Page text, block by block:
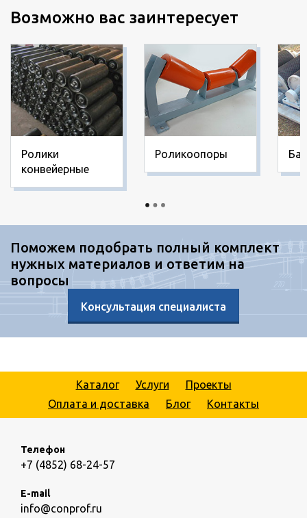
Возможно вас заинтересует
Ролики
конвейерные
Роликоопоры
Поможем подобрать полный комплект
нужных материалов и ответим на
вопросы
Консультация специалиста
Каталог Услуги
Проекты
Оплата и доставка
Блог Контакты
Телефон
+7 (4852) 68-24-57
E-mail
info@conprof.ru